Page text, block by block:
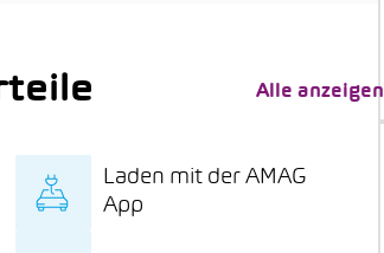
Alle anzeigen
Laden mit der AMAG
App